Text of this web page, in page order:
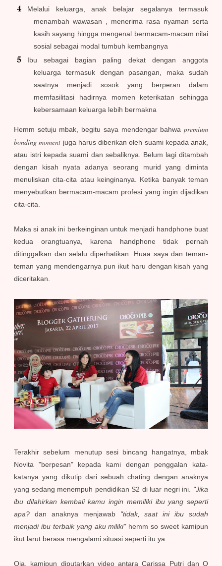
Melalui keluarga, anak belajar segalanya termasuk
menambah wawasan , menerima rasa nyaman serta
kasih sayang hingga mengenal bermacam-macam nilai
sosial sebagai modal tumbuh kembangnya
Ibu sebagai bagian paling dekat dengan anggota
keluarga termasuk dengan pasangan, maka sudah
saatnya menjadi sosok yang berperan dalam
memfasilitasi hadirnya momen keterikatan sehingga
kebersamaan keluarga lebih bermakna
Hemm setuju mbak, begitu saya mendengar bahwa premium
bonding moment juga harus diberikan oleh suami kepada anak,
atau istri kepada suami dan sebaliknya. Belum lagi ditambah
dengan kisah nyata adanya seorang murid yang diminta
menuliskan cita-cita atau keinginanya. Ketika banyak teman
menyebutkan bermacam-macam profesi yang ingin dijadikan
cita-cita.
Maka si anak ini berkeinginan untuk menjadi handphone buat
kedua orangtuanya, karena handphone tidak pernah
ditinggalkan dan selalu diperhatikan. Huaa saya dan teman-
teman yang mendengarnya pun ikut haru dengan kisah yang
diceritakan.
Terakhir sebelum menutup sesi bincang hangatnya, mbak
Novita "berpesan" kepada kami dengan penggalan kata-
katanya yang dikutip dari sebuah chating dengan anaknya
yang sedang menempuh pendidikan S2 di luar negri ini. "Jika
ibu dilahirkan kembali kamu ingin memiliki ibu yang seperti
apa? dan anaknya menjawab "tidak, saat ini ibu sudah
menjadi ibu terbaik yang aku miliki"hemm so sweet kamipun
ikut larut berasa mengalami situasi seperti itu ya.
Oia, kamipun diputarkan video antara Carissa Putri dan Q